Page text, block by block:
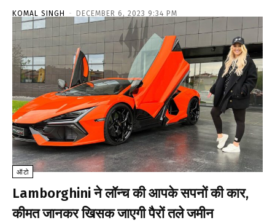
KOMAL SINGH - DECEMBER 6, 2023 9:34 PM
ऑटो
Lamborghini ने लॉन्च की आपके सपनों की कार,
कीमत जानकर खिसक जाएगी पैरों तले जमीन